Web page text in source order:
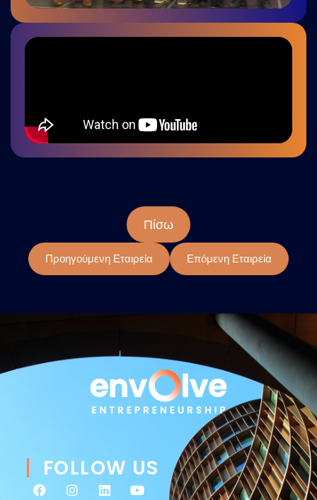
Πίσω
Προηγούμενη Εταιρεία Επόμενη Εταιρεία
FOLLOW US